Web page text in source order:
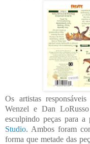
Os artistas
Wenzel e Dan
esculpindo peças para
Studio. Ambos foram
forma que metade das